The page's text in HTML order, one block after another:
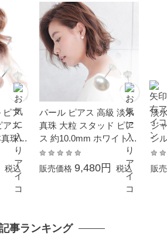
ピア
アス
珠
葬祭
式 母
ォー
税込
パール ピアス 高級 淡水
真珠 大粒 スタッド ピア
ス 約10.0mm ホワイトゴ
ールド K14WG ボタン珠
結婚式 冠婚葬祭 成人式
卒業式 入学式 母の日 プ
レゼント 贈り物 6月誕生
販売価格 9,480円 税込
淡
ジ
シ
販
事ランキング